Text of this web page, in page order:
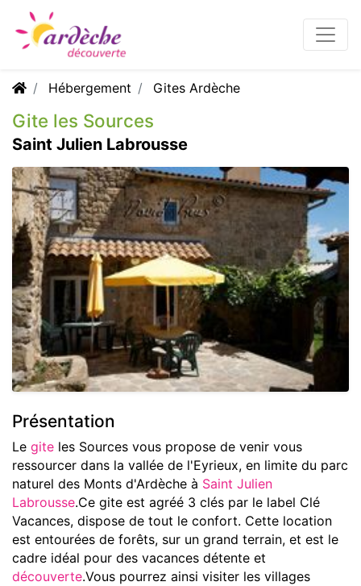
Hébergement Gites Ardèche
Gite les Sources
Saint Julien Labrousse
Présentation
Le gite les Sources vous propose de venir vous
ressourcer dans la vallée de l'Eyrieux, en limite du parc
naturel des Monts d'Ardèche à Saint Julien
Labrousse.Ce gite est agréé 3 clés par le label Clé
Vacances, dispose de tout le confort. Cette location
est entourées de forêts, sur un grand terrain, et est le
cadre idéal pour des vacances détente et
découverte.Vous pourrez ainsi visiter les villages